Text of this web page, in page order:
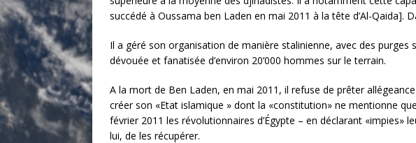
succédé à Oussama ben Laden en mai 2011 à la tête d’Al-
Il a géré son organisation de manière stalinienne, avec des purges
dévouée et fanatisée d’environ 20’000 hommes sur le terrain.
A la mort de Ben Laden, en mai 2011, il refuse de prêter
créer son «Etat islamique » dont la «constitution» ne mentionne
février 2011 les révolutionnaires d’Égypte – en déclarant «impies»
lui, de les récupérer.